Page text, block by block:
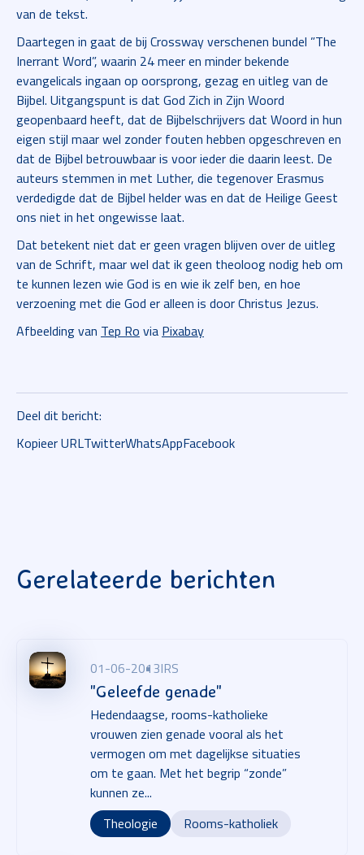
van de tekst.
Daartegen in gaat de bij Crossway verschenen bundel ”The
Inerrant Word”, waarin 24 meer en minder bekende
evangelicals ingaan op oorsprong, gezag en uitleg van de
Bijbel. Uitgangspunt is dat God Zich in Zijn Woord
geopenbaard heeft, dat de Bijbelschrijvers dat Woord in hun
eigen stijl maar wel zonder fouten hebben opgeschreven en
dat de Bijbel betrouwbaar is voor ieder die daarin leest. De
auteurs stemmen in met Luther, die tegenover Erasmus
verdedigde dat de Bijbel helder was en dat de Heilige Geest
ons niet in het ongewisse laat.
Dat betekent niet dat er geen vragen blijven over de uitleg
van de Schrift, maar wel dat ik geen theoloog nodig heb om
te kunnen lezen wie God is en wie ik zelf ben, en hoe
verzoening met die God er alleen is door Christus Jezus.
Afbeelding van Tep Ro via Pixabay
Deel dit bericht:
Kopieer URLTwitterWhatsAppFacebook
Gerelateerde berichten
01-06-2013IRS
"Geleefde genade"
Hedendaagse, rooms-katholieke
vrouwen zien genade vooral als het
vermogen om met dagelijkse situaties
om te gaan. Met het begrip “zonde”
kunnen ze...
Theologie
Rooms-katholiek